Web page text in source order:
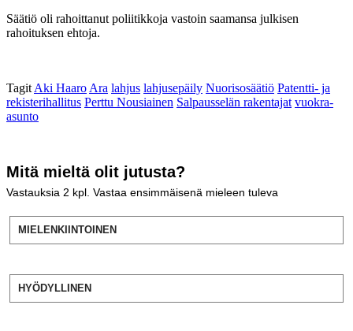
Säätiö oli rahoittanut poliitikkoja vastoin saamansa julkisen
rahoituksen ehtoja.
Tagit Aki Haaro Ara lahjus lahjusepäily Nuorisosäätiö Patentti- ja
rekisterihallitus Perttu Nousiainen Salpausselän rakentajat vuokra-
asunto
Mitä mieltä olit jutusta?
Vastauksia 2 kpl. Vastaa ensimmäisenä mieleen tuleva
MIELENKIINTOINEN
HYÖDYLLINEN